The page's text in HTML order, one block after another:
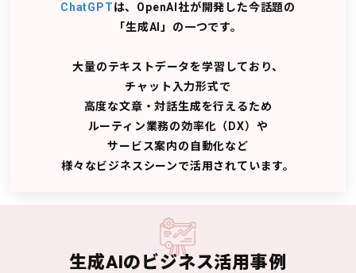
ChatGPTは、OpenAI社が開発した今話題の
「生成AI」の一つです。
大量のテキストデータを学習しており、
チャット入力形式で
高度な文章・対話生成を行えるため
ルーティン業務の効率化（DX）や
サービス案内の自動化など
様々なビジネスシーンで活用されています。
生成AIのビジネス活用事例